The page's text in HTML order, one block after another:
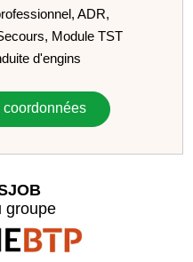
ADR,
Module TST
d'engins
coordonnées
groupe